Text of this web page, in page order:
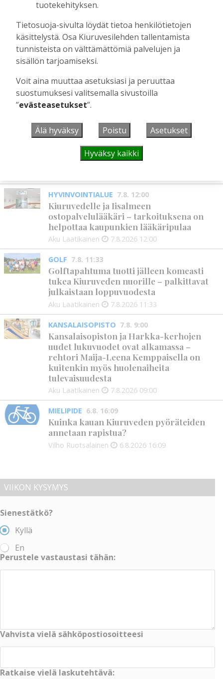
Aku Laatikainen
Kiuruvedellä kävi harvinaisia vieraita:
“Lottaperinneyhdistysten
paikallistoiminta on äärimmäisen
tärkeää”
Tilaajille
Hanna Soini 22.4.2025 14:30
UUSIMMAT
MIELIPIDE 7.8. 12:26
Terveisiä eduskuntaan
HYVINVOINTIALUE 7.8. 12:00
Kiuruvedelle ja Iisalmeen
ostopalvelulääkäri – tarkoituksena on
helpottaa kaupunkien lääkäripulaa
Aku Laatikainen 7.8.2026 12:00
GOLF 7.8. 11:33
Golftapahtuma tuotti jälleen komeasti
tukea Kiuruveden nuorille – palkittavat
julkaistaan loppuvuodesta
Aku Laatikainen 7.8.2026 11:33
KANSALAISOPISTO 7.8. 9:00
Kansalaisopiston ja Harkka-kerhojen
uudet lukuvuodet ovat alkamassa –
rehtori Maija-Leena Kemppaisella on
kuitenkin myös huolenaiheita
tulevaisuudesta
Aku Laatikainen 7.8.2026 09:00
MIELIPIDE 6.8. 16:09
Kuinka kauan Kiuruveden pyöräteiden
annetaan rapistua?
Vilho Ruotsalainen 6.8.2026 16:09
VIIKON KYSYMYS
Sienestätkö?
Kyllä
En
Perustele vastaustasi tähän:
Vahvista vielä sähköpostiosoitteesi
Ratkaise vielä laskutehtävä:
tuotekehityksen.
Tietosuoja-sivulta löydät tietoa henkilötietojen
käsittelystä. Osa Kiuruvesilehden tallentamista
tunnisteista on välttämättömiä palvelujen ja
sisällön tarjoamiseksi.
Voit aina muuttaa asetuksiasi ja peruuttaa
suostumuksesi valitsemalla sivustoilla
”evästeasetukset”.
Älä hyväksy Poistu Asetukset
Hyväksy kaikki